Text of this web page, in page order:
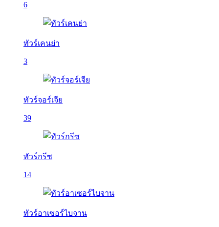
6
ทัวร์เคนย่า
3
ทัวร์จอร์เจีย
39
ทัวร์กรีซ
14
ทัวร์อาเซอร์ไบจาน